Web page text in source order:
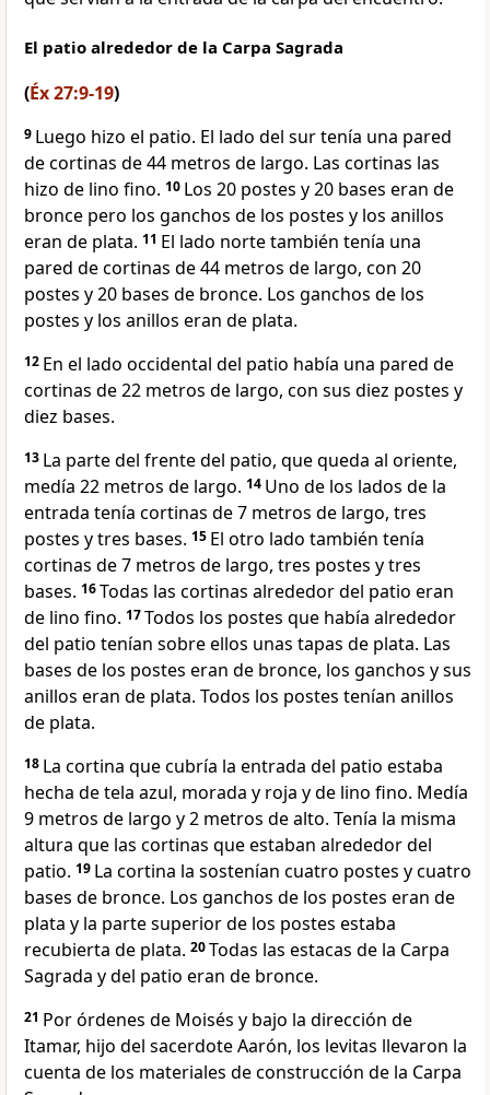
El patio alrededor de la Carpa Sagrada
(Éx 27:9-19)
9 Luego hizo el patio. El lado del sur tenía una pared
de cortinas de 44 metros de largo. Las cortinas las
hizo de lino fino. 10 Los 20 postes y 20 bases eran de
bronce pero los ganchos de los postes y los anillos
eran de plata. 11 El lado norte también tenía una
pared de cortinas de 44 metros de largo, con 20
postes y 20 bases de bronce. Los ganchos de los
postes y los anillos eran de plata.
12 En el lado occidental del patio había una pared de
cortinas de 22 metros de largo, con sus diez postes y
diez bases.
13 La parte del frente del patio, que queda al oriente,
medía 22 metros de largo. 14 Uno de los lados de la
entrada tenía cortinas de 7 metros de largo, tres
postes y tres bases. 15 El otro lado también tenía
cortinas de 7 metros de largo, tres postes y tres
bases. 16Todas las cortinas alrededor del patio eran
de lino fino. 17Todos los postes que había alrededor
del patio tenían sobre ellos unas tapas de plata. Las
bases de los postes eran de bronce, los ganchos y sus
anillos eran de plata. Todos los postes tenían anillos
de plata.
18 La cortina que cubría la entrada del patio estaba
hecha de tela azul, morada y roja y de lino fino. Medía
9 metros de largo y 2 metros de alto. Tenía la misma
altura que las cortinas que estaban alrededor del
patio. 19 La cortina la sostenían cuatro postes y cuatro
bases de bronce. Los ganchos de los postes eran de
plata y la parte superior de los postes estaba
recubierta de plata. 20Todas las estacas de la Carpa
Sagrada y del patio eran de bronce.
21 Por órdenes de Moisés y bajo la dirección de
Itamar, hijo del sacerdote Aarón, los levitas llevaron la
cuenta de los materiales de construcción de la Carpa